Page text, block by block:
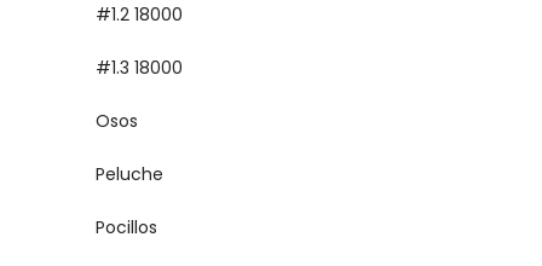
#1.2 18000
#1.3 18000
Osos
Peluche
Pocillos